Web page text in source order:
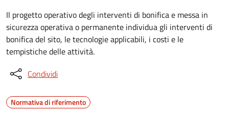
Il progetto operativo degli interventi di bonifica e messa in
sicurezza operativa o permanente individua gli interventi di
bonifica del sito, le tecnologie applicabili, i costi e le
tempistiche delle attività.
Condividi
Normativa di riferimento